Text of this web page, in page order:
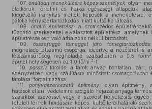
107. önállóan menekülésre képes személyek: olyan
életkoruk, értelmi és fizikai-egészségi állapotuk
kiegészítő irányítás mellett képesek a menekülésre,
gátolja kényszertartózkodás miatt külső korlátozás,
108.
önálló épületrész: a szomszédos
tűzgátló szerkezettel elválasztott épületrész, amelynek
épületrészeken való áthaladás nélkül biztosított,
109.
összefüggő tömeggel járó tömegtartózkodás:
meghaladó létszámú csoportja, ideértve a nézőteret is,
létszámsűrűség meghaladja szabadtéren a 0,5 fő/m 2
épület helyiségében az 1,0 fő/m 2-t,
110.
passzív tárolás: a tárolt anyag bontatlan, zárt,
edényzetben vagy szállításra minősített csomagolásban
tárolása, forgalmazása,
111.
ponyvaszerkezetű építmény: olyan építmény,
hatások elleni védelemre szolgáló héjazat anyaga
szálakból szövéssel vagy a szövést helyettesítő egyéb
felületi terhek hordására képes, külső térelhatároló